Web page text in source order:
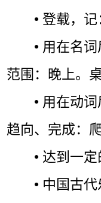
• 登载，记
• 用在名
范围：晚上。
• 用在动
趋向、完成：
• 达到一
• 中国古